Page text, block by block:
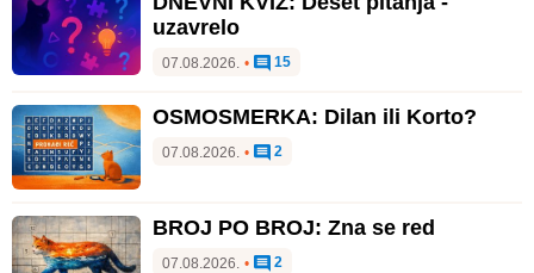
uzavrelo
07.08.2026. • 15
OSMOSMERKA: Dilan ili Korto?
07.08.2026. • 2
BROJ PO BROJ: Zna se red
07.08.2026. • 2